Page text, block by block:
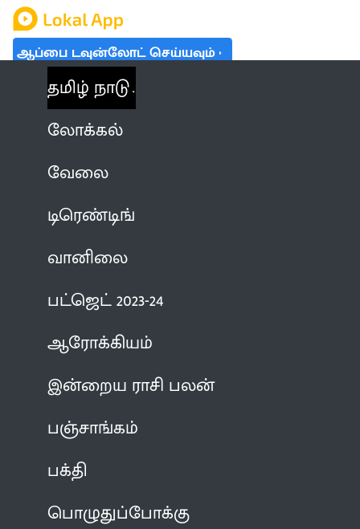
ஆப்பை டவுன்லோட் செய்யவும்
தமிழ் நாடு
லோக்கல்
வேலை
டிரெண்டிங்
வானிலை
பட்ஜெட் 2023-24
ஆரோக்கியம்
இன்றைய ராசி பலன்
பஞ்சாங்கம்
பக்தி
பொழுதுப்போக்கு